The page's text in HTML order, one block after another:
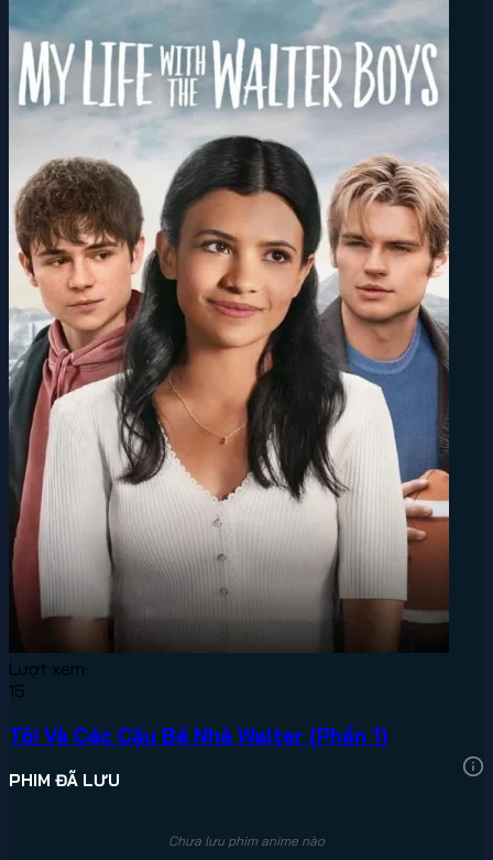
Lượt xem:
15
Tôi Và Các Cậu Bé Nhà Walter (Phần 1)
PHIM ĐÃ LƯU
Chưa lưu phim anime nào